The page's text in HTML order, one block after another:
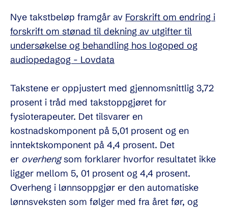
Nye takstbeløp framgår av Forskrift om endring i
forskrift om stønad til dekning av utgifter til
undersøkelse og behandling hos logoped og
audiopedagog - Lovdata
Takstene er oppjustert med gjennomsnittlig 3,72
prosent i tråd med takstoppgjøret for
fysioterapeuter. Det tilsvarer en
kostnadskomponent på 5,01 prosent og en
inntektskomponent på 4,4 prosent. Det
er overhengsom forklarer hvorfor resultatet ikke
ligger mellom 5, 01 prosent og 4,4 prosent.
Overheng i lønnsoppgjør er den automatiske
lønnsveksten som følger med fra året før, og